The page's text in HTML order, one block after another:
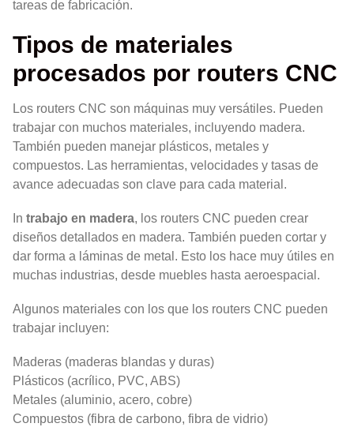
tareas de fabricación.
Tipos de materiales
procesados por routers CNC
Los routers CNC son máquinas muy versátiles. Pueden
trabajar con muchos materiales, incluyendo madera.
También pueden manejar plásticos, metales y
compuestos. Las herramientas, velocidades y tasas de
avance adecuadas son clave para cada material.
In trabajo en madera, los routers CNC pueden crear
diseños detallados en madera. También pueden cortar y
dar forma a láminas de metal. Esto los hace muy útiles en
muchas industrias, desde muebles hasta aeroespacial.
Algunos materiales con los que los routers CNC pueden
trabajar incluyen:
Maderas (maderas blandas y duras)
Plásticos (acrílico, PVC, ABS)
Metales (aluminio, acero, cobre)
Compuestos (fibra de carbono, fibra de vidrio)